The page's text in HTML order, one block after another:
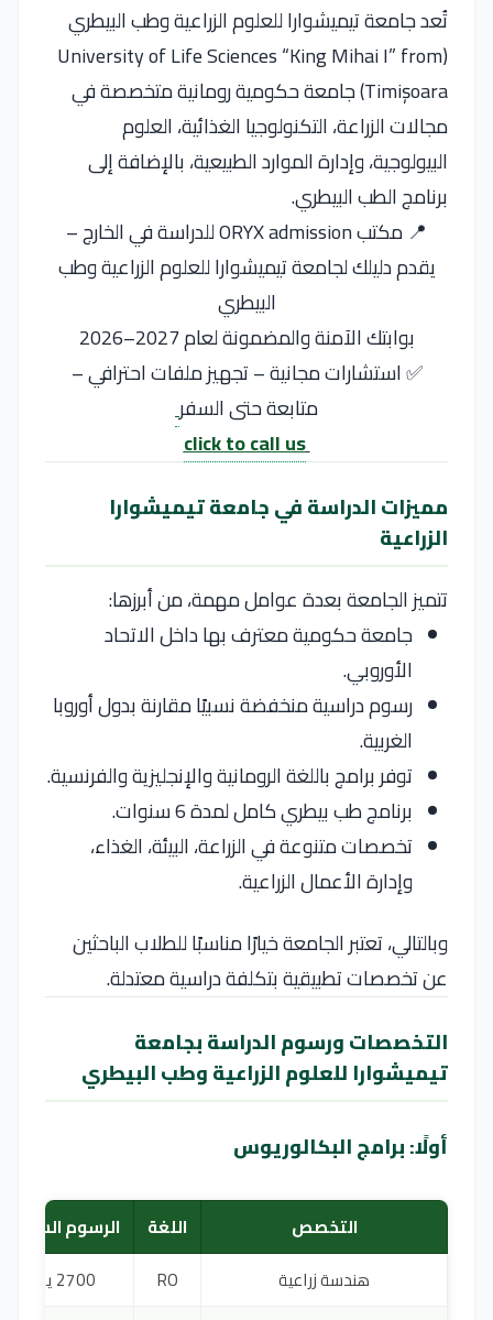
تُعد جامعة تيميشوارا للعلوم الزراعية وطب البيطري
(University of Life Sciences “King Mihai I” from
Timișoara) جامعة حكومية رومانية متخصصة في
مجالات الزراعة، التكنولوجيا الغذائية، العلوم
البيولوجية، وإدارة الموارد الطبيعية، بالإضافة إلى
برنامج الطب البيطري.
📍 مكتب ORYX admission للدراسة في الخارج –
يقدم دليلك لجامعة تيميشوارا للعلوم الزراعية وطب
البيطري
بوابتك الآمنة والمضمونة لعام 2027–2026
✅ استشارات مجانية – تجهيز ملفات احترافي –
متابعة حتى السفر
click to call us
مميزات الدراسة في جامعة تيميشوارا
الزراعية
تتميز الجامعة بعدة عوامل مهمة، من أبرزها:
جامعة حكومية معترف بها داخل الاتحاد
الأوروبي.
رسوم دراسية منخفضة نسبيًا مقارنة بدول أوروبا
الغربية.
توفر برامج باللغة الرومانية والإنجليزية والفرنسية.
برنامج طب بيطري كامل لمدة 6 سنوات.
تخصصات متنوعة في الزراعة، البيئة، الغذاء،
وإدارة الأعمال الزراعية.
وبالتالي، تعتبر الجامعة خيارًا مناسبًا للطلاب الباحثين
عن تخصصات تطبيقية بتكلفة دراسية معتدلة.
التخصصات ورسوم الدراسة بجامعة
تيميشوارا للعلوم الزراعية وطب البيطري
أولًا: برامج البكالوريوس
التخصص اللغة
الرسوم السنوية
هندسة زراعية
RO
2700 يورو